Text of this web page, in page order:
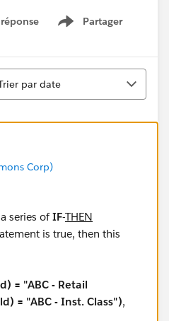
Partager
Show menu
par date
Corp)
series ofIF-THEN
is true, then this
= "ABC - Retail
= "ABC - Inst. Class"),